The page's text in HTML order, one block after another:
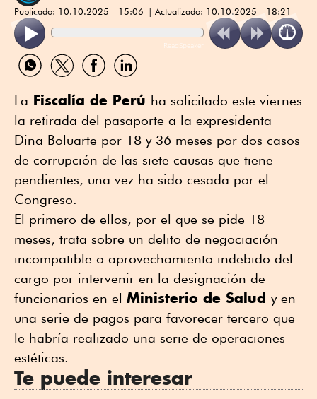
Publicado: 10.10.2025 - 15:06 Actualizado: 10.10.2025 - 18:21
ReadSpeaker
Compartir
por
Compartir
por
Compartir
por
Compartir
por
La Fiscalía de Perú ha solicitado este viernes
la retirada del pasaporte a la expresidenta
Dina Boluarte por 18 y 36 meses por dos casos
de corrupción de las siete causas que tiene
pendientes, una vez ha sido cesada por el
Congreso.
El primero de ellos, por el que se pide 18
meses, trata sobre un delito de negociación
incompatible o aprovechamiento indebido del
cargo por intervenir en la designación de
funcionarios en el Ministerio de Salud y en
una serie de pagos para favorecer tercero que
le habría realizado una serie de operaciones
estéticas.
Te puede interesar